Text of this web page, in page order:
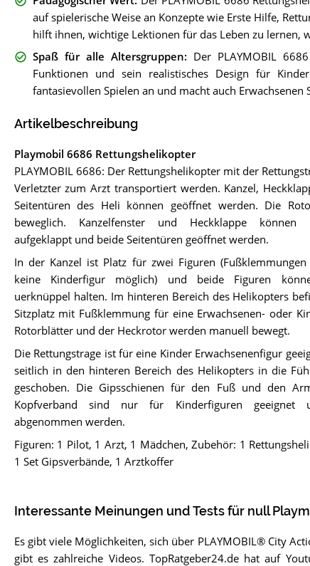
auf spielerische Weise an Konzepte wie Erste Hilfe,
hilft ihnen, wichtige Lektionen für das Leben zu lernen,
Spaß für alle Altersgruppen: Der PLAYMOBIL
Funktionen und sein realistisches Design für
fantasievollen Spielen an und macht auch Erwachsenen
Artikelbeschreibung
Playmobil 6686 Rettungshelikopter
PLAYMOBIL 6686: Der Rettungshelikopter mit der
Verletzter zum Arzt transportiert werden. Kanzel,
Seitentüren des Heli können geöffnet werden. Die
beweglich. Kanzelfenster und Heckklappe können
aufgeklappt und beide Seitentüren geöffnet werden.
In der Kanzel ist Platz für zwei Figuren
keine Kinderfigur möglich) und beide Figuren
uerknüppel halten. Im hinteren Bereich des Helikopters
Sitzplatz mit Fußklemmung für eine Erwachsenen- oder
Rotorblätter und der Heckrotor werden manuell bewegt.
Die Rettungstrage ist für eine Kinder Erwachsenenfigur
seitlich in den hinteren Bereich des Helikopters in die
geschoben. Die Gipsschienen für den Fuß und den
Kopfverband sind nur für Kinderfiguren geeignet
abgenommen werden.
Figuren: 1 Pilot, 1 Arzt, 1 Mädchen, Zubehör: 1
1 Set Gipsverbände, 1 Arztkoffer
Interessante Meinungen und Tests für null
Es gibt viele Möglichkeiten, sich über PLAYMOBIL® City
gibt es zahlreiche Videos. TopRatgeber24.de hat auf